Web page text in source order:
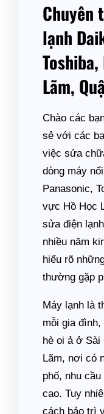
Chuyên
lạnh
Lãm,
Chào các
sẻ với các
việc sửa
dòng máy
Panasonic,
vực Hồ Học
sửa điện
nhiều năm
hiểu rõ
thường gặp
Máy lạnh là
mỗi gia
hè oi ả ở Sài
Lãm, nơi có
phố, nhu
cao. Tuy
cách bảo trì